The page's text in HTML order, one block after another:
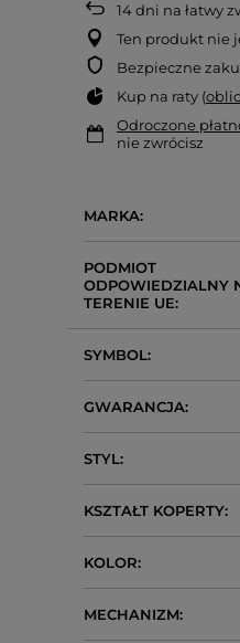
14dni na łatwy
Ten produkt nie
Bezpieczne
Kup na raty (
Odroczone
nie zwrócisz
MARKA
PODMIOT
ODPOWIEDZIALNY
TERENIE UE
SYMBOL
GWARANCJA
STYL
KSZTAŁT KOPERTY
KOLOR
MECHANIZM